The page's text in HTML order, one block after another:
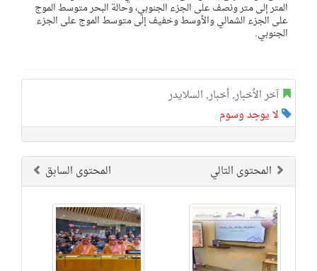
المتر إلى متر ونصف على الجزء الجنوبي، وحالة البحر متوسط الموج
على الجزء الشمالي والأوسط وخفيف إلى متوسط الموج على الجزء
الجنوبي.
آخر الأخبار,أخبار, السلايدر
لا يوجد وسوم
المحتوى السابق المحتوى التالي